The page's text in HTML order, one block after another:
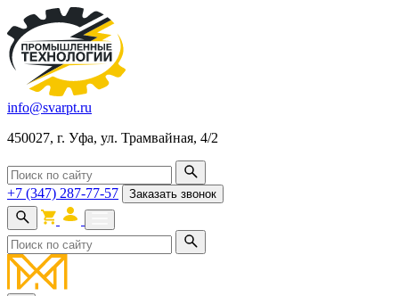
info@svarpt.ru
450027, г. Уфа, ул. Трамвайная, 4/2
+7 (347) 287-77-57 Заказать звонок